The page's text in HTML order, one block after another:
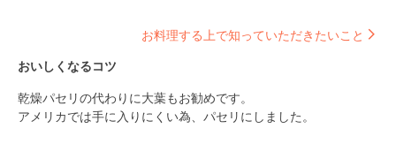
お料理する上で知っていただきたいこと
おいしくなるコツ
乾燥パセリの代わりに大葉もお勧めです。
アメリカでは手に入りにくい為、パセリにしました。